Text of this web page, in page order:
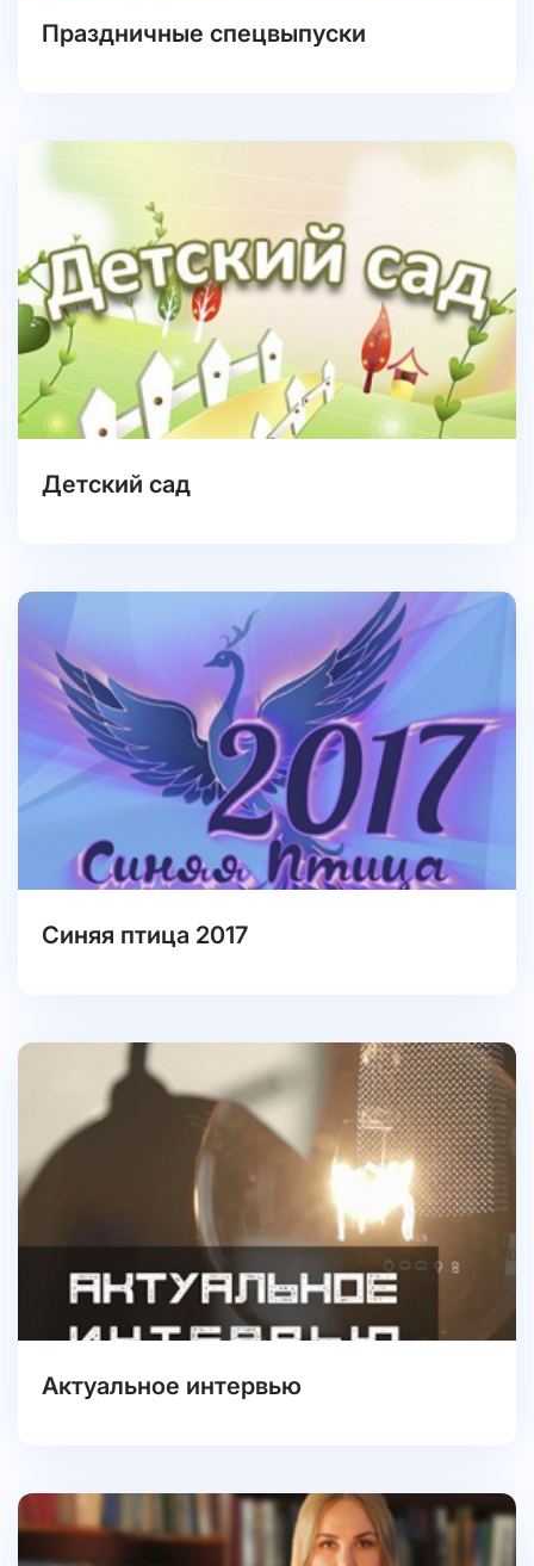
Праздничные спецвыпуски
Детский сад
Синяя птица 2017
Актуальное интервью